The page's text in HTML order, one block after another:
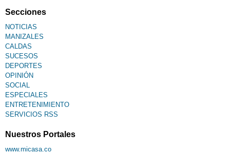
Secciones
NOTICIAS
MANIZALES
CALDAS
SUCESOS
DEPORTES
OPINIÓN
SOCIAL
ESPECIALES
ENTRETENIMIENTO
SERVICIOS RSS
Nuestros Portales
www.micasa.co